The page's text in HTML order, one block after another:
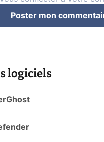
Poster mon
logiciels